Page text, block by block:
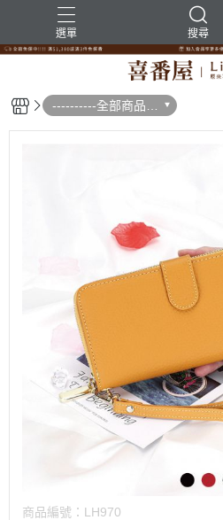
選單 搜尋
----------全部商品--
--------
商品編號： LH970